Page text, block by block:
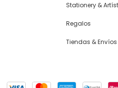
Stationery &
Regalos
Tiendas & Envíos